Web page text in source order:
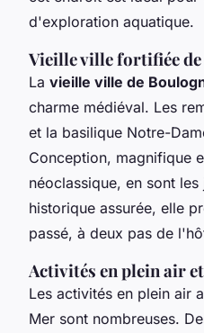
d'exploration aquatique.
Vieille ville fortifiée
La vieille ville de
charme médiéval. Les
et la basilique Notre-
Conception, magnifique
néoclassique, en sont
historique assurée, elle
passé, à deux pas de
Activités en plein air
Les activités en plein air
Mer sont nombreuses.